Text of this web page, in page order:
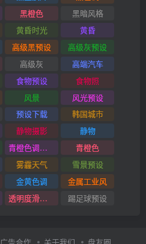
黑橙色
黑暗风格
黄昏时光
黄昏
高级黑预设
高级灰预设
高级灰
高端汽车
食物预设
食物照
风景
风光预设
预设下载
韩国城市
静物摄影
静物
青橙色调预设
青橙色
雾霾天气
雪景预设
金黄色调
金属工业风
透明度滑块插件 踢足球预设